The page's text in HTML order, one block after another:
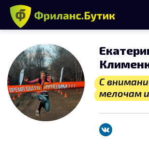
С
мелочам и
та и